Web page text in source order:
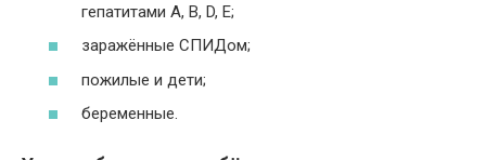
гепатитами А, В, D, Е;
заражённые СПИДом;
пожилые и дети;
беременные.